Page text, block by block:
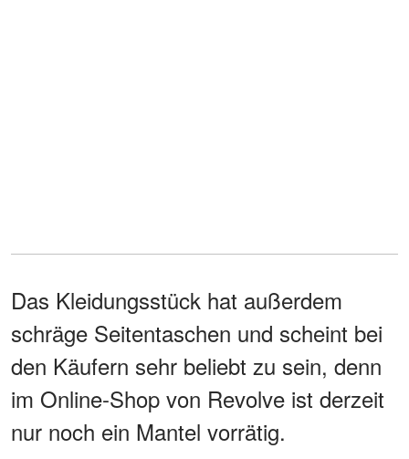
Das Kleidungsstück hat außerdem
schräge Seitentaschen und scheint bei
den Käufern sehr beliebt zu sein, denn
im Online-Shop von Revolve ist derzeit
nur noch ein Mantel vorrätig.